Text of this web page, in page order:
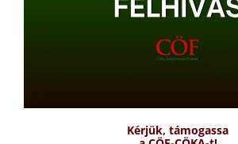
Kérjük, támogassa